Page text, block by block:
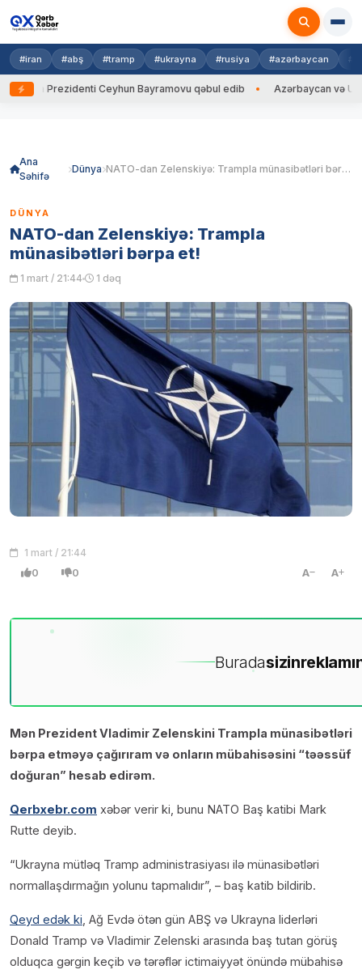
#iran #abş #tramp #ukrayna #rusiya #azərbaycan
Prezidenti Ceyhun Bayramovu qəbul edib Azərbaycan və
Ana
Səhifə
Dünya NATO-dan Zelenskiyə: Trampla münasibətləri bərpa et!
DÜNYA
NATO-dan Zelenskiyə: Trampla
münasibətləri bərpa et!
1 mart / 21:44 1 dəq
1 mart / 21:44
0 0 A A
Buradasizin
Mən Prezident Vladimir Zelenskini Trampla münasibətləri
bərpa etməyə çağırıram və onların mübahisəsini “təəssüf
doğuran” hesab edirəm.
Qerbxebr.com xəbər verir ki, bunu NATO Baş katibi Mark
Rutte deyib.
“Ukrayna mütləq Tramp administrasiyası ilə münasibətləri
normallaşdırmağın yolunu tapmalıdır”, – baş katib bildirib.
Qeyd edək ki , Ağ Evdə ötən gün ABŞ və Ukrayna liderləri
Donald Tramp və Vladimir Zelenski arasında baş tutan görüş
olduqca gərgin keçib və tərəflər ictimaiyyət önündə mübahisə